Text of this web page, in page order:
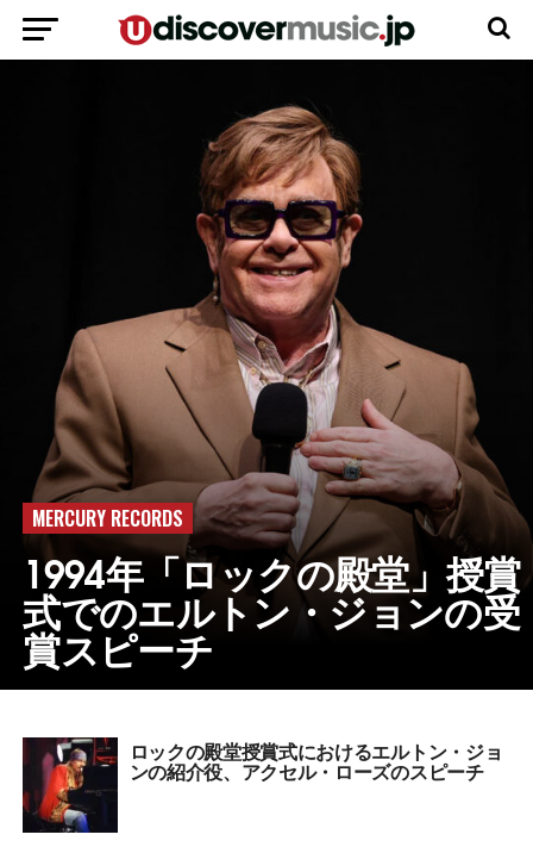
MERCURY RECORDS
1994年「ロックの殿堂」授賞
式でのエルトン・ジョンの受
賞スピーチ
ロックの殿堂授賞式におけるエルトン・ジョ
ンの紹介役、アクセル・ローズのスピーチ